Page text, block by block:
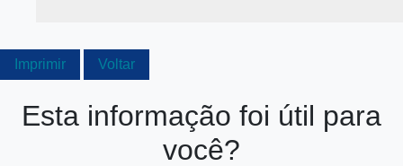
Imprimir Voltar
Esta informação foi útil para
você?